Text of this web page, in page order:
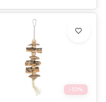
-10%